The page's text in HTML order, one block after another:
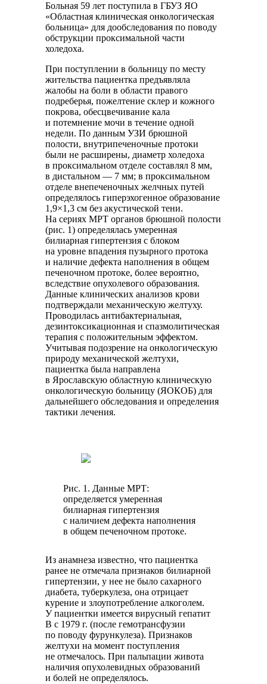
Больная 59 лет поступила в ГБУЗ ЯО
«Областная клиническая онкологическая
больница» для дообследования по поводу
обструкции проксимальной части
холедоха.
При поступлении в больницу по месту
жительства пациентка предъявляла
жалобы на боли в области правого
подреберья, пожелтение склер и кожного
покрова, обесцвечивание кала
и потемнение мочи в течение одной
недели. По данным УЗИ брюшной
полости, внутрипеченочные протоки
были не расширены, диаметр холедоха
в проксимальном отделе составлял 8 мм,
в дистальном ― 7 мм; в проксимальном
отделе внепеченочных желчных путей
определялось гиперэхогенное образование
1,9×1,3 см без акустической тени.
На сериях МРТ органов брюшной полости
(рис. 1) определялась умеренная
билиарная гипертензия с блоком
на уровне впадения пузырного протока
и наличие дефекта наполнения в общем
печеночном протоке, более вероятно,
вследствие опухолевого образования.
Данные клинических анализов крови
подтверждали механическую желтуху.
Проводилась антибактериальная,
дезинтоксикационная и спазмолитическая
терапия с положительным эффектом.
Учитывая подозрение на онкологическую
природу механической желтухи,
пациентка была направлена
в Ярославскую областную клиническую
онкологическую больницу (ЯОКОБ) для
дальнейшего обследования и определения
тактики лечения.
Рис. 1. Данные МРТ:
определяется умеренная
билиарная гипертензия
с наличием дефекта наполнения
в общем печеночном протоке.
Из анамнеза известно, что пациентка
ранее не отмечала признаков билиарной
гипертензии, у нее не было сахарного
диабета, туберкулеза, она отрицает
курение и злоупотребление алкоголем.
У пациентки имеется вирусный гепатит
В с 1979 г. (после гемотрансфузии
по поводу фурункулеза). Признаков
желтухи на момент поступления
не отмечалось. При пальпации живота
наличия опухолевидных образований
и болей не определялось.